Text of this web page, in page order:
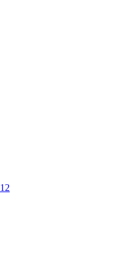
12